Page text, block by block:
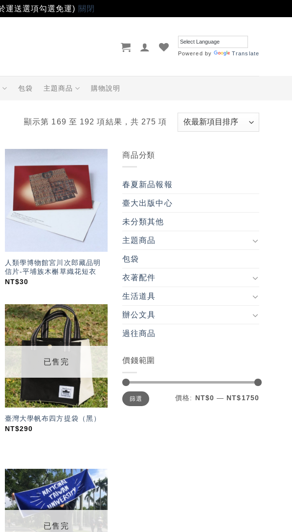
運送選項勾選免運) 關閉
Powered by Translate
包袋 主題商品 購物說明
顯示第 169 至 192 項結果，共 275 項
加入
「願
望輕
單」
人類學博物館宮川次郎藏品明
信片-平埔族木槲草織花短衣
NT$30
加入
「願
望輕
已售完
臺灣大學帆布四方提袋（黑）
NT$290
加入
「願
望輕
單」
已售完
商品分類
春夏新品報報
臺大出版中心
未分類其他
主題商品
包袋
衣著配件
生活道具
辦公文具
過往商品
價錢範圍
最
低
價
最
高
價
篩選 價格: NT$0 — NT$1750